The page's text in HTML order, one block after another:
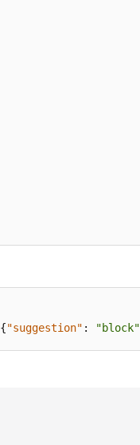
{"suggestion" : "block"